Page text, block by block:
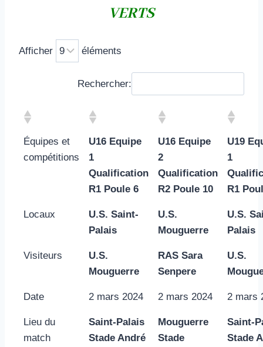
VERTS
Afficher éléments
Rechercher:
Équipes et
compétitions
U16 Equipe
1
Qualification
R1 Poule 6
U16 Equipe
2
Qualification
R2 Poule 10
U19
1
R1
Locaux
U.S. Saint-
Palais
U.S.
Mouguerre
U.S.
Palais
Visiteurs
U.S.
Mouguerre
RAS Sara
Senpere
U.S.
Date 2 mars 2024 2 mars 2024 2 mars
Lieu du
match
Saint-Palais
Stade André
Mouguerre
Stade
Saint-
Stade